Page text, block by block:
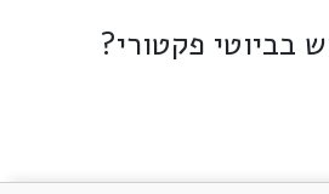
בביוטי פקטורי?